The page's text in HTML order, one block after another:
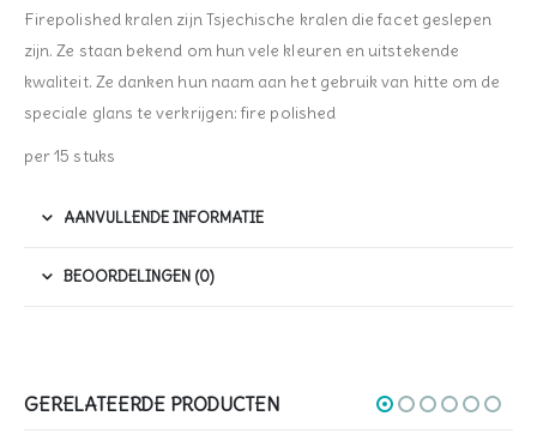
Firepolished kralen zijn Tsjechische kralen die facet geslepen
zijn. Ze staan bekend om hun vele kleuren en uitstekende
kwaliteit. Ze danken hun naam aan het gebruik van hitte om de
speciale glans te verkrijgen: fire polished
per 15 stuks
AANVULLENDE INFORMATIE
BEOORDELINGEN (0)
GERELATEERDE PRODUCTEN